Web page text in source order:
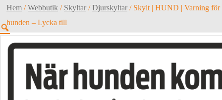
Hem /Webbutik / Skyltar /Djurskyltar / Skylt | HUND | Varning för
hunden – Lycka till